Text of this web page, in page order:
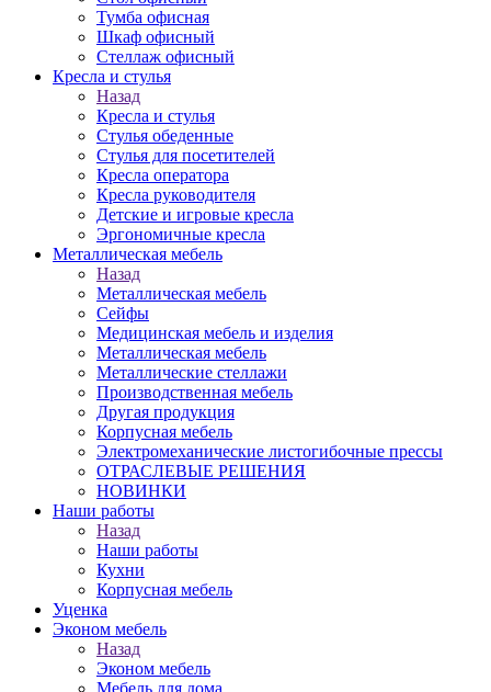
Тумба офисная
Шкаф офисный
Стеллаж офисный
Кресла и стулья
Назад
Кресла и стулья
Стулья обеденные
Стулья для посетителей
Кресла оператора
Кресла руководителя
Детские и игровые кресла
Эргономичные кресла
Металлическая мебель
Назад
Металлическая мебель
Сейфы
Медицинская мебель и изделия
Металлическая мебель
Металлические стеллажи
Производственная мебель
Другая продукция
Корпусная мебель
Электромеханические листогибочные прессы
ОТРАСЛЕВЫЕ РЕШЕНИЯ
НОВИНКИ
Наши работы
Назад
Наши работы
Кухни
Корпусная мебель
Уценка
Эконом мебель
Назад
Эконом мебель
Мебель для дома